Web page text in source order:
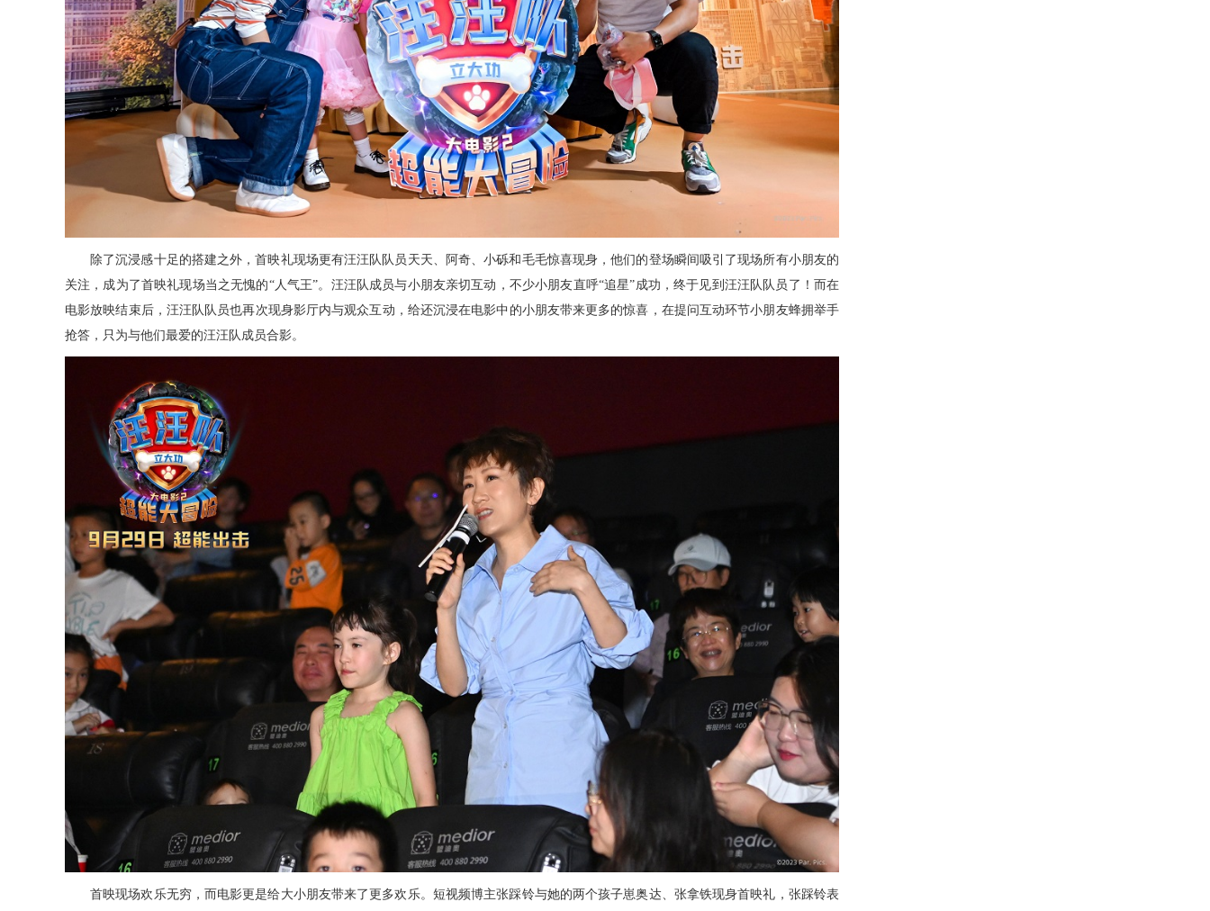
除了沉浸感十足的搭建之外，首映礼现场更有汪汪队队员天天、阿奇、小砾和毛毛惊喜现身，他们的登场瞬间吸引了现场所有小朋友的
关注，成为了首映礼现场当之无愧的“人气王”。汪汪队成员与小朋友亲切互动，不少小朋友直呼“追星”成功，终于见到汪汪队队员了！而在
电影放映结束后，汪汪队队员也再次现身影厅内与观众互动，给还沉浸在电影中的小朋友带来更多的惊喜，在提问互动环节小朋友蜂拥举手
抢答，只为与他们最爱的汪汪队成员合影。
首映现场欢乐无穷，而电影更是给大小朋友带来了更多欢乐。短视频博主张踩铃与她的两个孩子崽奥达、张拿铁现身首映礼，张踩铃表